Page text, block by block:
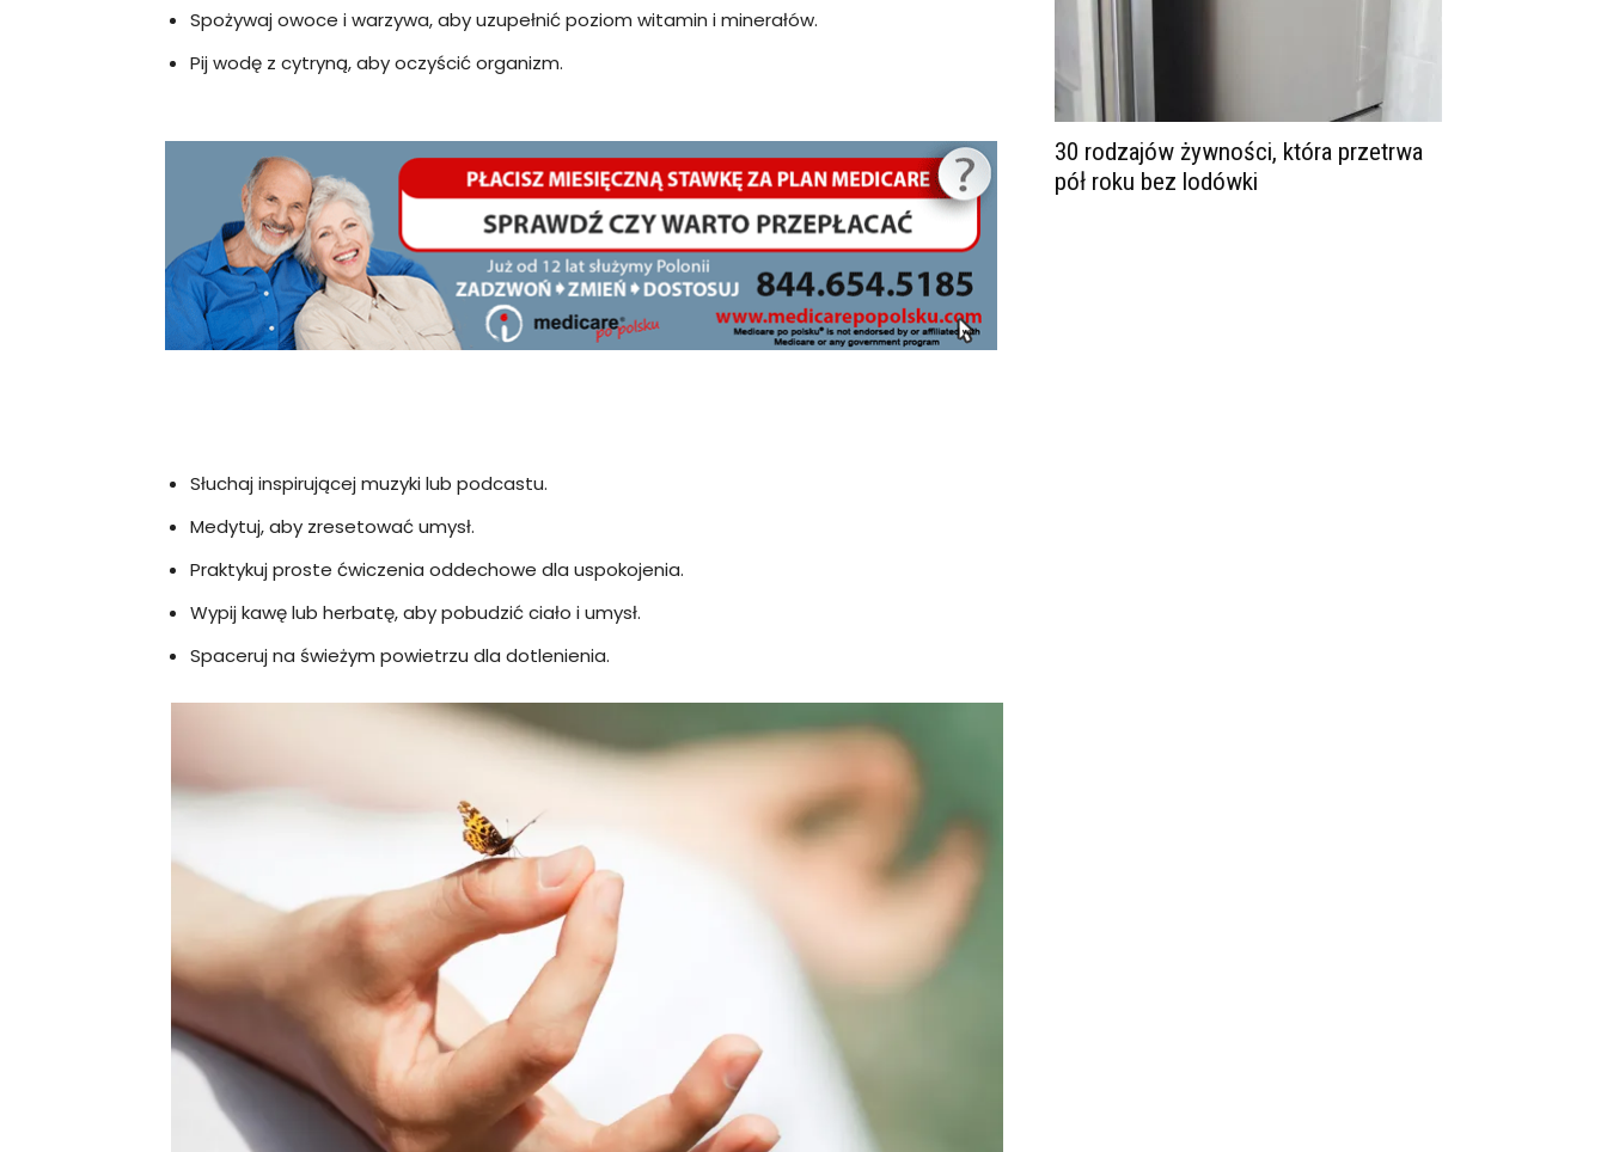
Spożywaj owoce i warzywa, aby uzupełnić poziom witamin i minerałów.
Pij wodę z cytryną, aby oczyścić organizm.
Słuchaj inspirującej muzyki lub podcastu.
Medytuj, aby zresetować umysł.
Praktykuj proste ćwiczenia oddechowe dla uspokojenia.
Wypij kawę lub herbatę, aby pobudzić ciało i umysł.
Spaceruj na świeżym powietrzu dla dotlenienia.
30 rodzajów żywności, która przetrwa
pół roku bez lodówki